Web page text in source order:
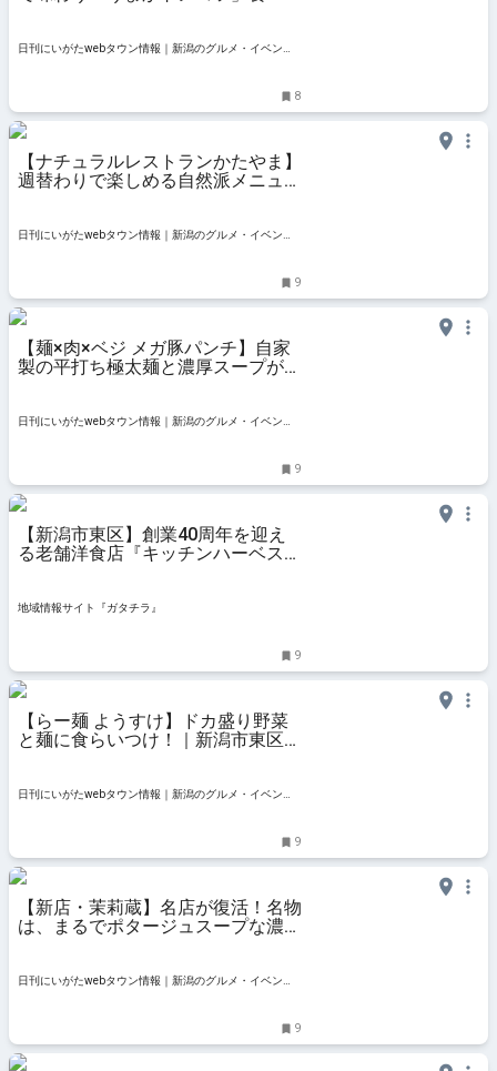
日刊にいがたwebタウン情報｜新潟のグルメ・イベン
8
【ナチュラルレストランかたやま】
週替わりで楽しめる自然派メニュー
日刊にいがたwebタウン情報｜新潟のグルメ・イベン
9
【麺×肉×ベジ メガ豚パンチ】自家
製の平打ち極太麺と濃厚スープが好
日刊にいがたwebタウン情報｜新潟のグルメ・イベン
9
【新潟市東区】創業40周年を迎え
る老舗洋食店『キッチンハーベス
食レポート！ - 地域情報サイト『ガ
地域情報サイト『ガタチラ』
9
【らー麺 ようすけ】ドカ盛り野菜
と麺に食らいつけ！｜新潟市東区は
日刊にいがたwebタウン情報｜新潟のグルメ・イベン
9
【新店・茉莉蔵】名店が復活！名物
は、まるでポタージュスープな濃厚
日刊にいがたwebタウン情報｜新潟のグルメ・イベン
9